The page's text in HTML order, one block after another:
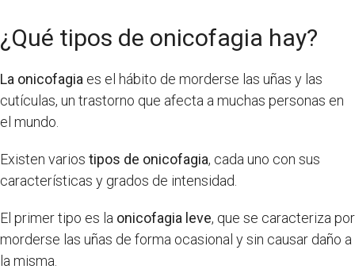
¿Qué tipos de onicofagia hay?
La onicofagia es el hábito de morderse las uñas y las
cutículas, un trastorno que afecta a muchas personas en
el mundo.
Existen varios tipos de onicofagia, cada uno con sus
características y grados de intensidad.
El primer tipo es la onicofagia leve, que se caracteriza por
morderse las uñas de forma ocasional y sin causar daño a
la misma.